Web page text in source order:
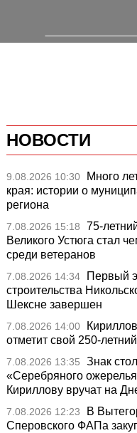
НОВОСТИ
9.08.2026 10:30
Много
края: истории о
региона
7.08.2026 15:18
75-
Великого Устюга стал
среди ветеранов
7.08.2026 14:34
Первый
строительства
Шексне завершен
7.08.2026 14:00
отметит свой 250-
7.08.2026 13:35
Знак
«Серебряного
Кириллову вручат на
7.08.2026 12:23
В
Сперовского ФАПа